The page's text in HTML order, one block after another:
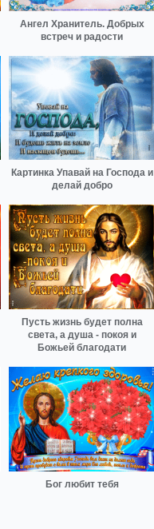
Ангел Хранитель. Добрых
встреч и радости
Картинка Упавай на Господа и
делай добро
Пусть жизнь будет полна
света, а душа - покоя и
Божьей благодати
Бог любит тебя